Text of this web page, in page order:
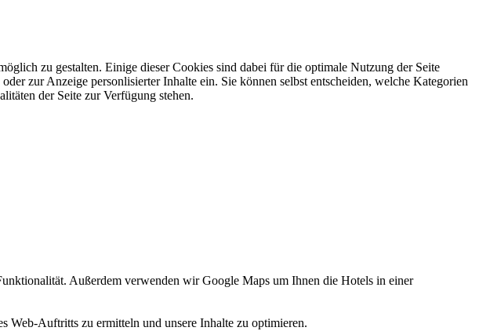
zu gestalten. Einige dieser Cookies sind dabei für die optimale Nutzung der Seite
zur Anzeige personlisierter Inhalte ein. Sie können selbst entscheiden, welche Kategorien
der Seite zur Verfügung stehen.
Außerdem verwenden wir Google Maps um Ihnen die Hotels in einer
Web-Auftritts zu ermitteln und unsere Inhalte zu optimieren.